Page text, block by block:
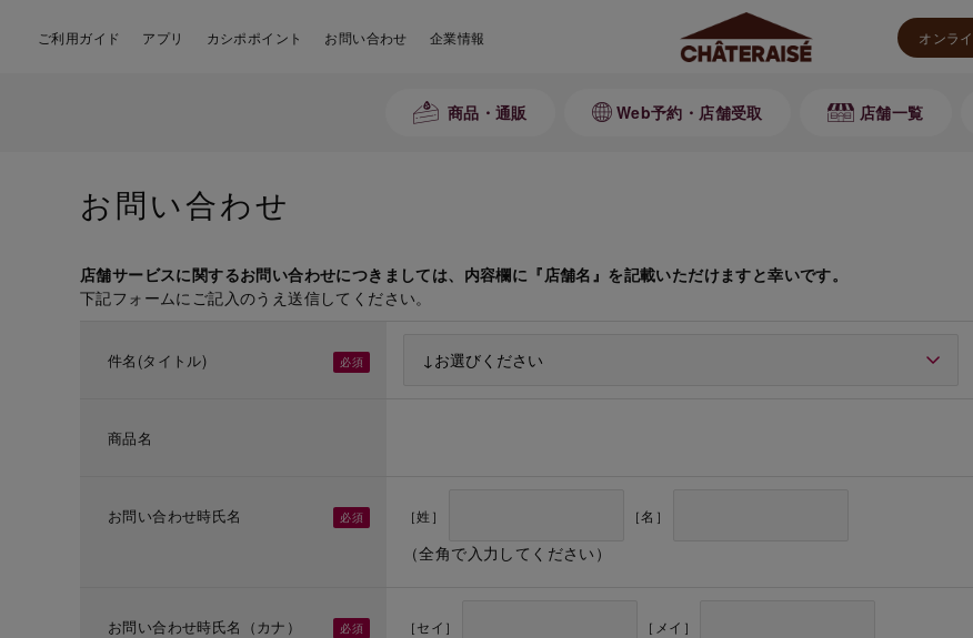
ご利用ガイド アプリ カシポポイント お問い合わせ 企業情報 オンラ
商品・通販 Web予約・店舗受取 店舗一覧
お問い合わせ
店舗サービスに関するお問い合わせにつきましては、内容欄に『店舗名』を記載いただけますと幸いです。
下記フォームにご記入のうえ送信してください。
件名(タイトル)
商品名
お問い合わせ時氏名 ［姓］ ［名］
（全角で入力してください）
お問い合わせ時氏名（カナ） ［セイ］ ［メイ］